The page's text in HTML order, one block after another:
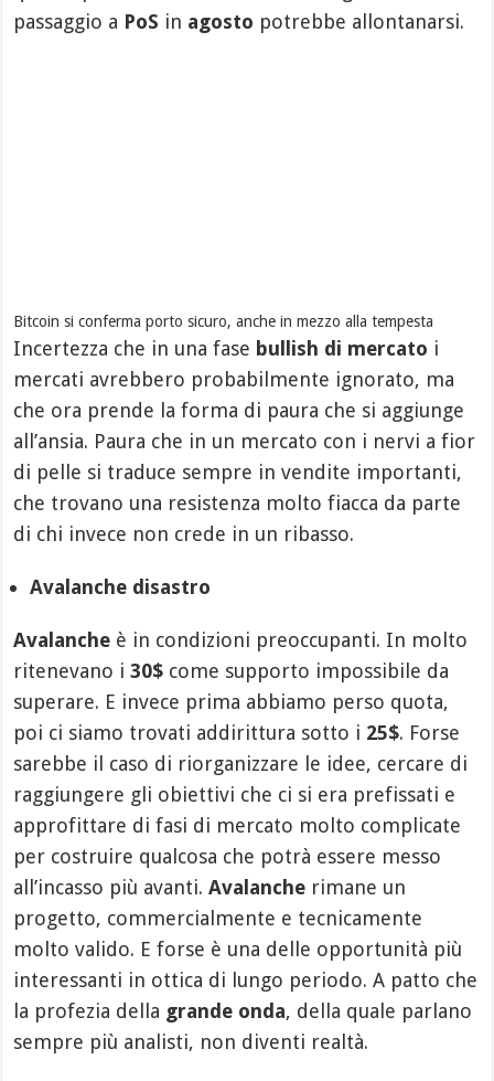
passaggio a PoS in agosto potrebbe allontanarsi.
Bitcoin si conferma porto sicuro, anche in mezzo alla tempesta
Incertezza che in una fase bullish di mercato i
mercati avrebbero probabilmente ignorato, ma
che ora prende la forma di paura che si aggiunge
all’ansia. Paura che in un mercato con i nervi a fior
di pelle si traduce sempre in vendite importanti,
che trovano una resistenza molto fiacca da parte
di chi invece non crede in un ribasso.
Avalanche disastro
Avalanche è in condizioni preoccupanti. In molto
ritenevano i30$ come supporto impossibile da
superare. E invece prima abbiamo perso quota,
poi ci siamo trovati addirittura sotto i 25$. Forse
sarebbe il caso di riorganizzare le idee, cercare di
raggiungere gli obiettivi che ci si era prefissati e
approfittare di fasi di mercato molto complicate
per costruire qualcosa che potrà essere messo
all’incasso più avanti.Avalanche rimane un
progetto, commercialmente e tecnicamente
molto valido. E forse è una delle opportunità più
interessanti in ottica di lungo periodo. A patto che
la profezia della grande onda, della quale parlano
sempre più analisti, non diventi realtà.